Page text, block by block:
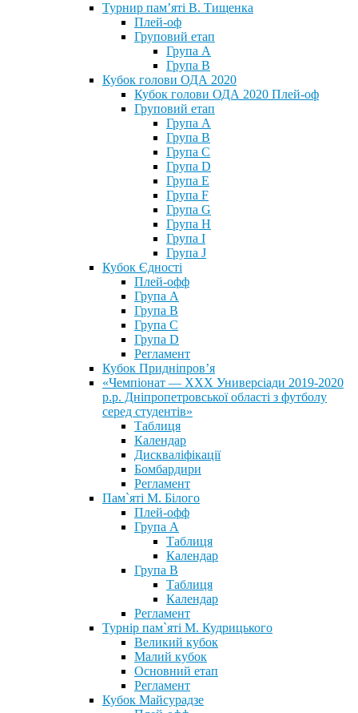
Турнир пам’яті В. Тищенка
Плей-оф
Груповий етап
Група А
Група В
Кубок голови ОДА 2020
Кубок голови ОДА 2020 Плей-оф
Груповий етап
Група A
Група B
Група C
Група D
Група E
Група F
Група G
Група H
Група I
Група J
Кубок Єдності
Плей-офф
Група А
Група В
Група С
Група D
Регламент
Кубок Придніпров’я
«Чемпіонат — ХХХ Универсіади 2019-2020
р.р. Дніпропетровської області з футболу
серед студентів»
Таблиця
Календар
Дискваліфікації
Бомбардири
Регламент
Пам`яті М. Білого
Плей-офф
Група А
Таблиця
Календар
Група В
Таблиця
Календар
Регламент
Турнір пам`яті М. Кудрицького
Великий кубок
Малий кубок
Основний етап
Регламент
Кубок Майсурадзе